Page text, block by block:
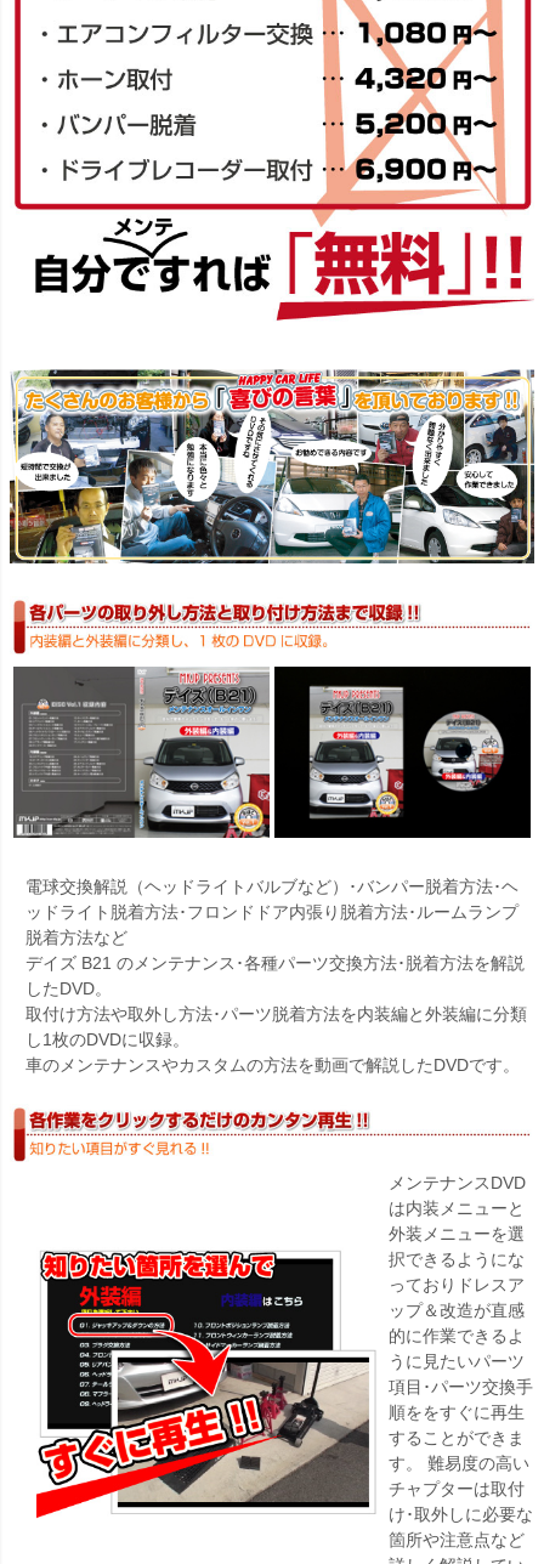
電球交換解説（ヘッドライトバルブなど）･バンパー脱着方法･ヘ
ッドライト脱着方法･フロンドドア内張り脱着方法･ルームランプ
脱着方法など
デイズ B21 のメンテナンス･各種パーツ交換方法･脱着方法を解説
したDVD。
取付け方法や取外し方法･パーツ脱着方法を内装編と外装編に分類
し1枚のDVDに収録。
車のメンテナンスやカスタムの方法を動画で解説したDVDです。
メンテナンスDVD
は内装メニューと
外装メニューを選
択できるようにな
っておりドレスア
ップ＆改造が直感
的に作業できるよ
うに見たいパーツ
項目･パーツ交換手
順ををすぐに再生
することができま
す。 難易度の高い
チャプターは取付
け･取外しに必要な
箇所や注意点など